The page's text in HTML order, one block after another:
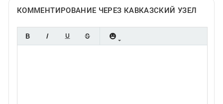
КОММЕНТИРОВАНИЕ ЧЕРЕЗ КАВКАЗСКИЙ УЗЕЛ